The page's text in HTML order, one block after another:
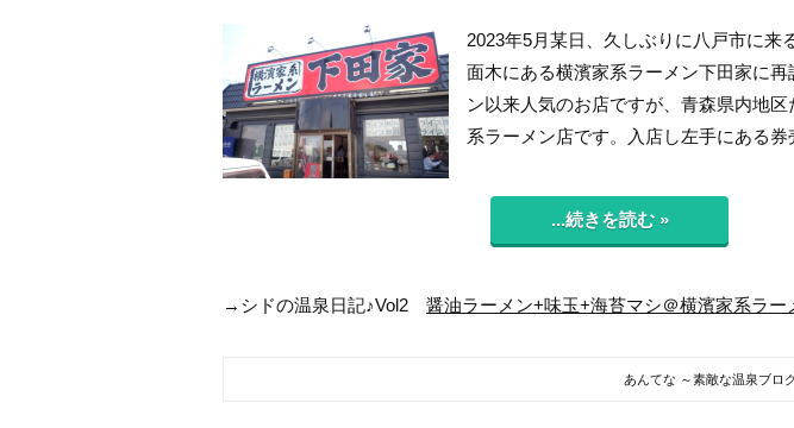
2023年5月某日、久しぶりに八戸市に来
面木にある横濱家系ラーメン下田家に
ン以来人気のお店ですが、青森県内地
系ラーメン店です。入店し左手にある券
...続きを読む »
→シドの温泉日記♪Vol2 醤油ラーメン+味玉+海苔マシ＠横濱家系ラー
あんてな ～素敵な温泉ブロ